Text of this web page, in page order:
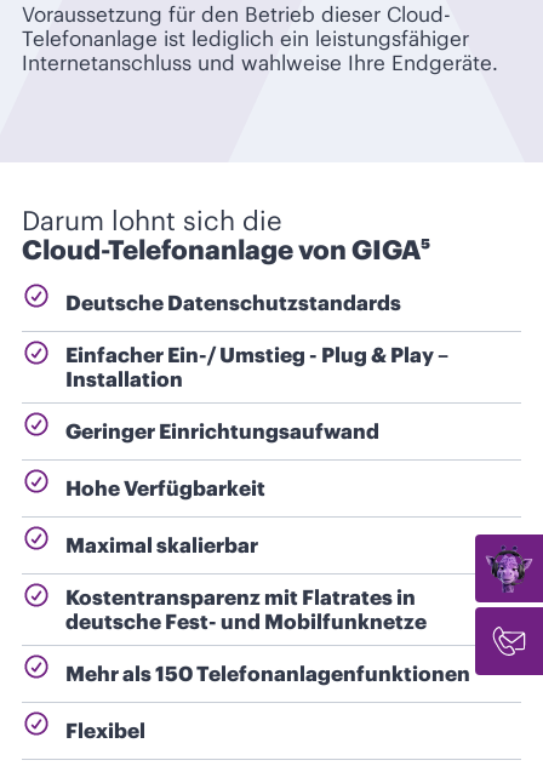
Voraussetzung für den Betrieb dieser Cloud-
Telefonanlage ist lediglich ein leistungsfähiger
Internetanschluss und wahlweise Ihre Endgeräte.
Darum lohnt sich die
Cloud-Telefonanlage von GIGA⁵
Deutsche Datenschutzstandards
Einfacher Ein-/ Umstieg - Plug & Play –
Installation
Geringer Einrichtungsaufwand
Hohe Verfügbarkeit
Maximal skalierbar
Kostentransparenz mit Flatrates in
deutsche Fest- und Mobilfunknetze
Mehr als 150 Telefonanlagenfunktionen
Flexibel